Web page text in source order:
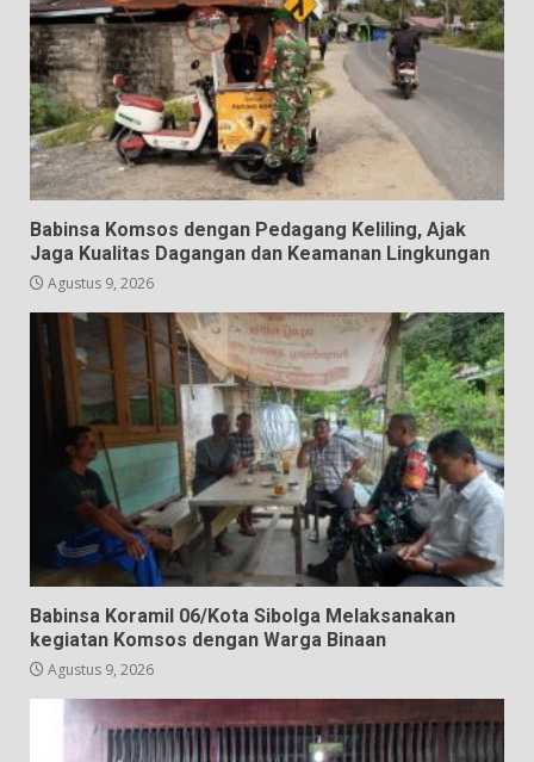
Babinsa Komsos dengan Pedagang Keliling, Ajak
Jaga Kualitas Dagangan dan Keamanan Lingkungan
Agustus 9, 2026
Babinsa Koramil 06/Kota Sibolga Melaksanakan
kegiatan Komsos dengan Warga Binaan
Agustus 9, 2026